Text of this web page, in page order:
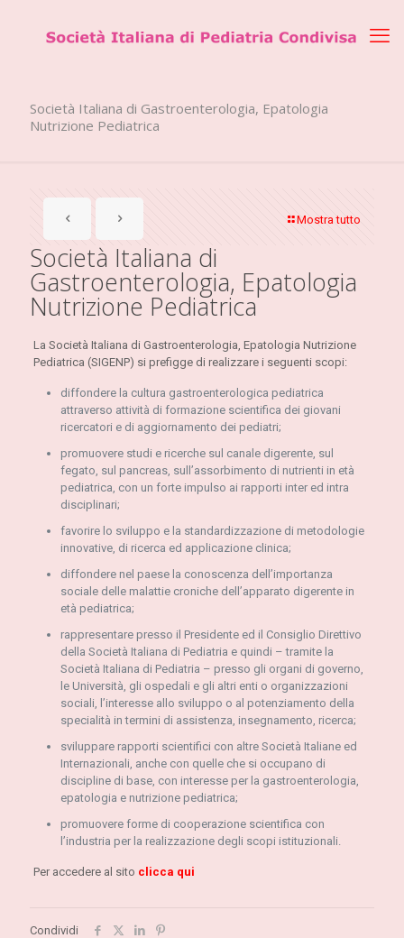
Società Italiana di Gastroenterologia, Epatologia
Nutrizione Pediatrica
Mostra tutto
Società Italiana di
Gastroenterologia, Epatologia
Nutrizione Pediatrica
La Società Italiana di Gastroenterologia, Epatologia Nutrizione
Pediatrica (SIGENP) si prefigge di realizzare i seguenti scopi:
diffondere la cultura gastroenterologica pediatrica
attraverso attività di formazione scientifica dei giovani
ricercatori e di aggiornamento dei pediatri;
promuovere studi e ricerche sul canale digerente, sul
fegato, sul pancreas, sull’assorbimento di nutrienti in età
pediatrica, con un forte impulso ai rapporti inter ed intra
disciplinari;
favorire lo sviluppo e la standardizzazione di metodologie
innovative, di ricerca ed applicazione clinica;
diffondere nel paese la conoscenza dell’importanza
sociale delle malattie croniche dell’apparato digerente in
età pediatrica;
rappresentare presso il Presidente ed il Consiglio Direttivo
della Società Italiana di Pediatria e quindi – tramite la
Società Italiana di Pediatria – presso gli organi di governo,
le Università, gli ospedali e gli altri enti o organizzazioni
sociali, l’interesse allo sviluppo o al potenziamento della
specialità in termini di assistenza, insegnamento, ricerca;
sviluppare rapporti scientifici con altre Società Italiane ed
Internazionali, anche con quelle che si occupano di
discipline di base, con interesse per la gastroenterologia,
epatologia e nutrizione pediatrica;
promuovere forme di cooperazione scientifica con
l’industria per la realizzazione degli scopi istituzionali.
Per accedere al sito clicca qui
Condividi